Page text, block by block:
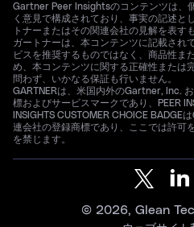
Gartner Peer Insightsのコンテンツは、
く意見で構成されており、事実の記述と
トナーまたはその関連会社の見解を表す
ガートナーは、本コンテンツに記載され
ビスを推奨するものではなく、商品性ま
め、本コンテンツに関する正確性または
問わず、いかなる保証も行いません。
GARTNERは、米国内外のGartner, Inc.
標およびサービスマークであり、PEER
INSIGHTS CUSTOMER CHOICE
連会社の登録商標であり、ここでは許可
を禁じます。
© 2026, Glean